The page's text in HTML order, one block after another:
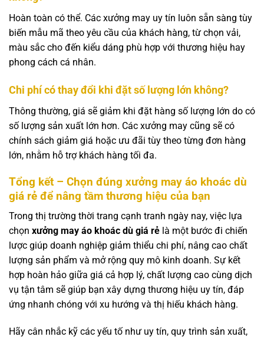
Hoàn toàn có thể. Các xưởng may uy tín luôn sẵn sàng tùy
biến mẫu mã theo yêu cầu của khách hàng, từ chọn vải,
màu sắc cho đến kiểu dáng phù hợp với thương hiệu hay
phong cách cá nhân.
Chi phí có thay đổi khi đặt số lượng lớn không?
Thông thường, giá sẽ giảm khi đặt hàng số lượng lớn do có
số lượng sản xuất lớn hơn. Các xưởng may cũng sẽ có
chính sách giảm giá hoặc ưu đãi tùy theo từng đơn hàng
lớn, nhằm hỗ trợ khách hàng tối đa.
Tổng kết – Chọn đúng xưởng may áo khoác dù
giá rẻ để nâng tầm thương hiệu của bạn
Trong thị trường thời trang cạnh tranh ngày nay, việc lựa
chọn xưởng may áo khoác dù giá rẻ là một bước đi chiến
lược giúp doanh nghiệp giảm thiểu chi phí, nâng cao chất
lượng sản phẩm và mở rộng quy mô kinh doanh. Sự kết
hợp hoàn hảo giữa giá cả hợp lý, chất lượng cao cùng dịch
vụ tận tâm sẽ giúp bạn xây dựng thương hiệu uy tín, đáp
ứng nhanh chóng với xu hướng và thị hiếu khách hàng.
Hãy cân nhắc kỹ các yếu tố như uy tín, quy trình sản xuất,